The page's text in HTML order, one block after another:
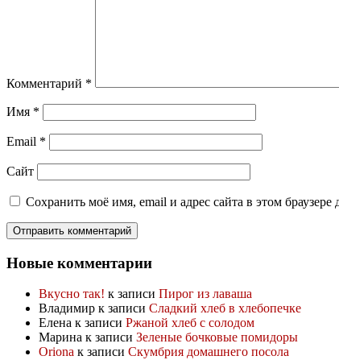
Комментарий *
Имя *
Email *
Сайт
Сохранить моё имя, email и адрес сайта в этом
Новые комментарии
Вкусно так! к записи Пирог из лаваша
Владимир к записи Сладкий хлеб в хлебопечке
Елена к записи Ржаной хлеб с солодом
Марина к записи Зеленые бочковые помидоры
Oriona к записи Скумбрия домашнего посола